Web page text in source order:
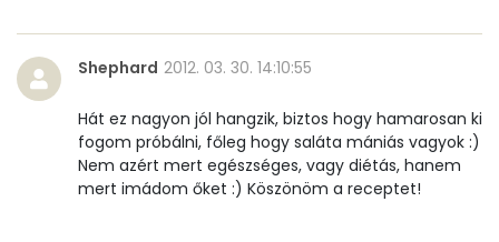
Vitaminok
Összesen
0
A vitamin (RAE):
32 micro
Shephard 2012. 03. 30. 14:10:55
Hát ez nagyon jól hangzik, biztos hogy hamarosan ki
fogom próbálni, főleg hogy saláta mániás vagyok :)
Nem azért mert egészséges, vagy diétás, hanem
mert imádom őket :) Köszönöm a receptet!